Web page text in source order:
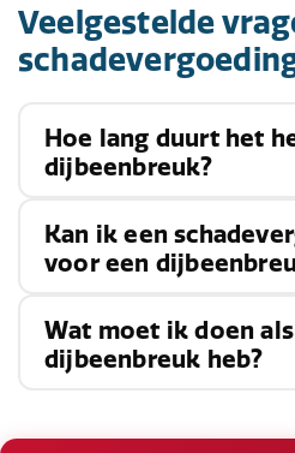
Veelgestelde
Hoe lang duurt het
dijbeenbreuk?
Het herstel van een
afhankelijk van de ernst
gekozen behandeling.
ervaren verlichting van
Kan ik een
voor een
Ja, als de dijbeenbreuk is
nalatigheid of fout van een
Wat moet ik doen
dijbeenbreuk heb?